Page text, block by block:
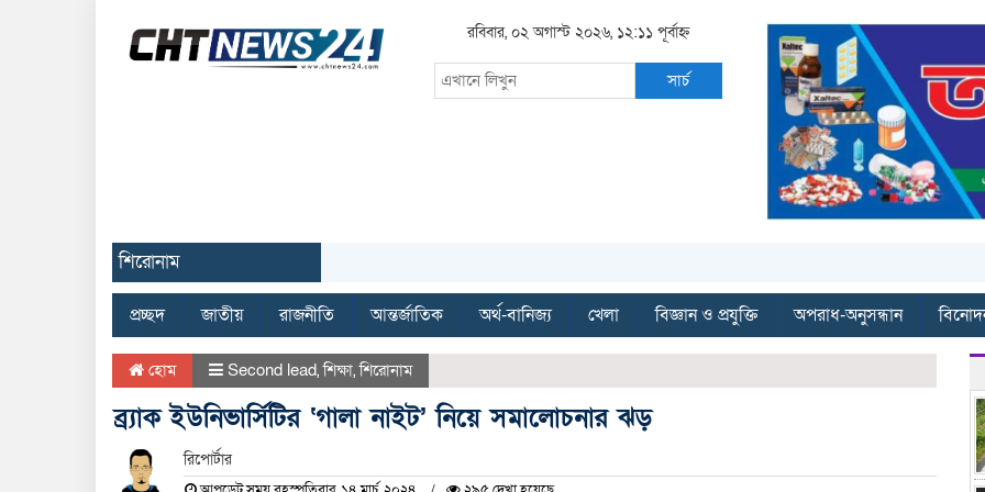
রবিবার, ০২ অগাস্ট ২০২৬, ১২:১১ পূর্বাহ্ন
সার্চ
শিরোনাম
প্রচ্ছদ জাতীয় রাজনীতি আন্তর্জাতিক অর্থ-বানিজ্য খেলা বিজ্ঞান ও প্রযুক্তি অপরাধ-অনুসন্ধান
হোম Second lead,শিক্ষা,শিরোনাম
ব্র্যাক ইউনিভার্সিটির ‘গালা নাইট’ নিয়ে সমালোচনার ঝড়
রিপোর্টার